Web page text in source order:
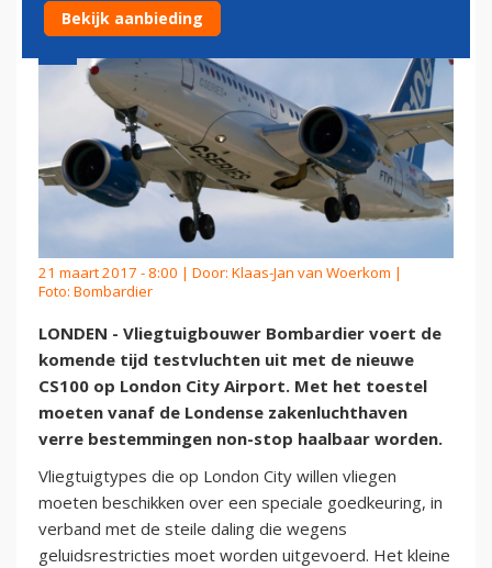
21 maart 2017 - 8:00 | Door: Klaas-Jan van Woerkom |
Foto: Bombardier
LONDEN - Vliegtuigbouwer Bombardier voert de
komende tijd testvluchten uit met de nieuwe
CS100 op London City Airport. Met het toestel
moeten vanaf de Londense zakenluchthaven
verre bestemmingen non-stop haalbaar worden.
Vliegtuigtypes die op London City willen vliegen
moeten beschikken over een speciale goedkeuring, in
verband met de steile daling die wegens
geluidsrestricties moet worden uitgevoerd. Het kleine
Bekijk aanbieding